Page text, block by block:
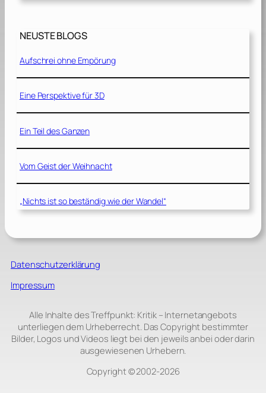
NEUSTE BLOGS
Aufschrei ohne Empörung
Eine Perspektive für 3D
Ein Teil des Ganzen
Vom Geist der Weihnacht
„Nichts ist so beständig wie der Wandel“
Datenschutzerklärung
Impressum
Alle Inhalte des Treffpunkt: Kritik – Internetangebots
unterliegen dem Urheberrecht. Das Copyright bestimmter
Bilder, Logos und Videos liegt bei den jeweils anbei oder darin
ausgewiesenen Urhebern.
Copyright © 2002‑2026